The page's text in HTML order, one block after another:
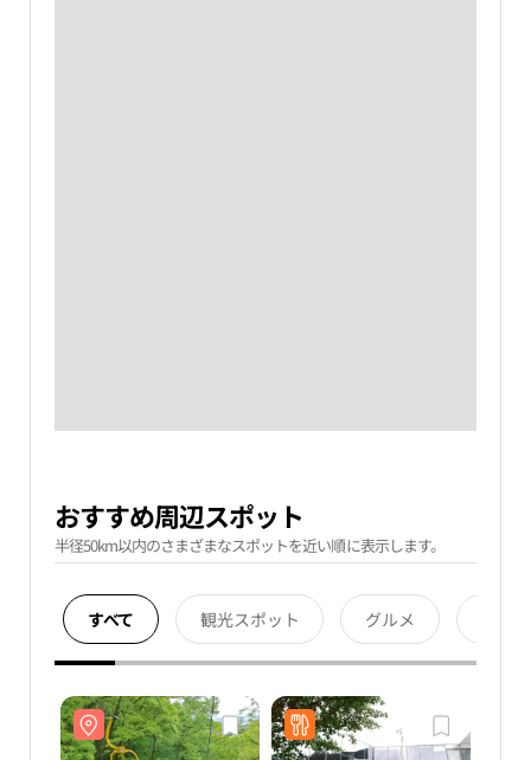
おすすめ周辺スポット
半径50km以内のさまざまなスポットを近い順に表示します。
すべて 観光スポット グルメ